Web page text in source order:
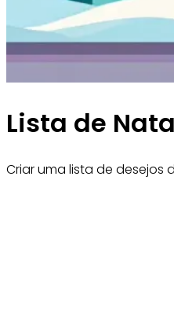
Lista de
Criar uma lista de desejos